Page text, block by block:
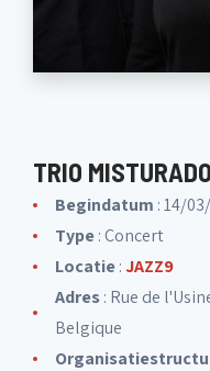
TRIO MISTURADO
Begindatum : 14/
Type: Concert
Locatie:JAZZ9
Adres: Rue de
Belgique